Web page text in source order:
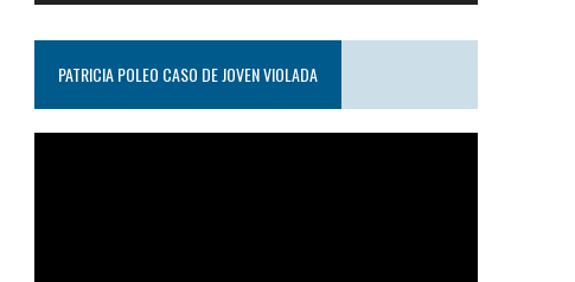
PATRICIA POLEO CASO DE JOVEN VIOLADA